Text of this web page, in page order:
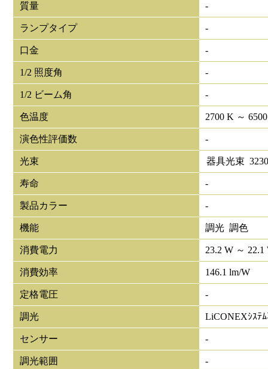
質量 -
ランプタイプ -
口金 -
1/2 照度角 -
1/2 ビーム角 -
色温度 2700 K ～
演色性評価数 -
光束 器具光束
寿命 -
製品カラー -
機能 調光 調色
消費電力 23.2 W ～ 22.1
消費効率 146.1 lm/W
定格電圧 -
調光 LiCONEXｼｽﾃ
センサー -
調光範囲 -